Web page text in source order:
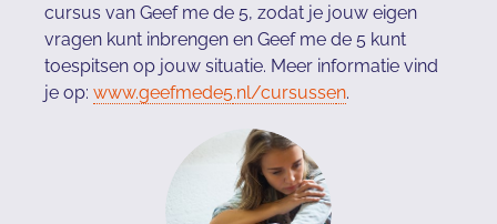
cursus van Geef me de 5, zodat je jouw eigen
vragen kunt inbrengen en Geef me de 5 kunt
toespitsen op jouw situatie. Meer informatie vind
je op: www.geefmede5.nl/cursussen.